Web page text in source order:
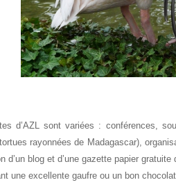
d’AZL sont variées : conférences,
rayonnées de Madagascar),
d’un blog et d’une gazette papier
une excellente gaufre ou un bon